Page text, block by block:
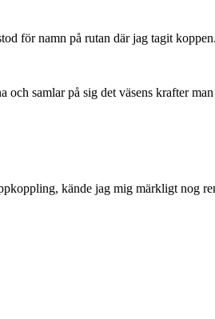
för namn på rutan där jag tagit koppen.
samlar på sig det väsens krafter
kände jag mig märkligt nog